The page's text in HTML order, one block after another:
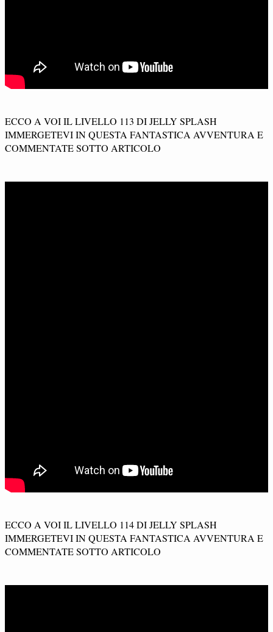
ECCO A VOI IL LIVELLO 113 DI JELLY SPLASH
IMMERGETEVI IN QUESTA FANTASTICA AVVENTURA E
COMMENTATE SOTTO ARTICOLO
ECCO A VOI IL LIVELLO 114 DI JELLY SPLASH
IMMERGETEVI IN QUESTA FANTASTICA AVVENTURA E
COMMENTATE SOTTO ARTICOLO